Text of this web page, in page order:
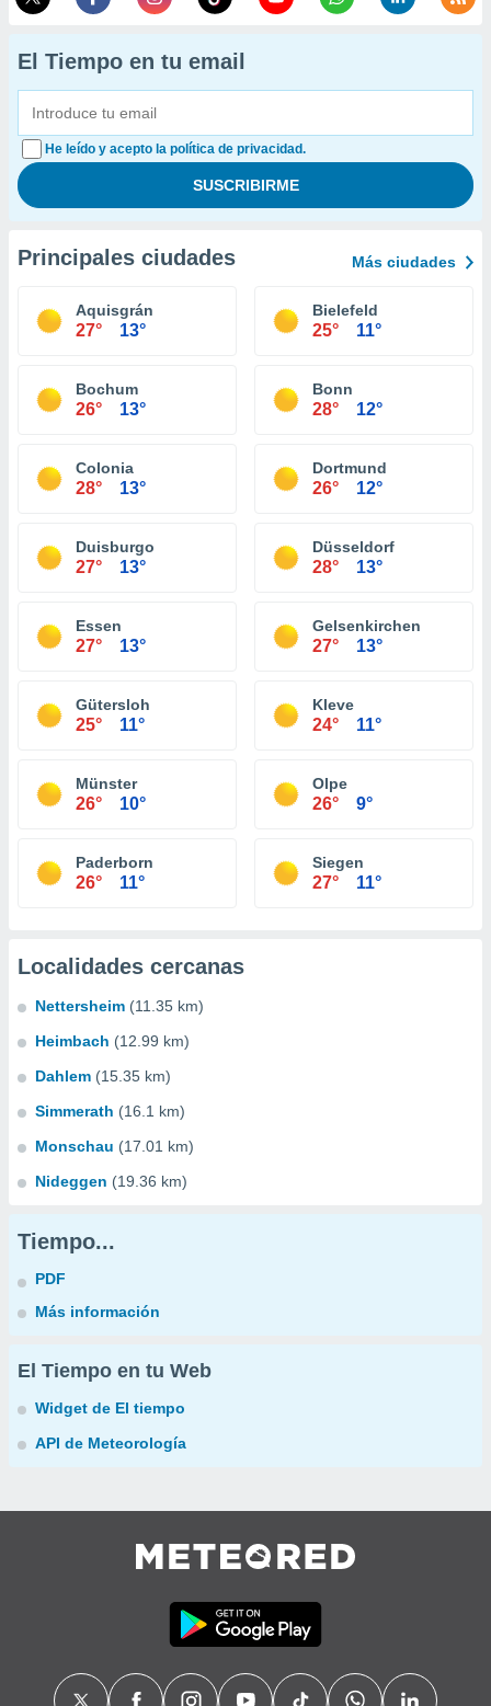
El Tiempo en tu email
He leído y acepto la política de privacidad.
Principales ciudades Más ciudades
Aquisgrán
27° 13°
Bielefeld
25° 11°
Bochum
26° 13°
Bonn
28° 12°
Colonia
28° 13°
Dortmund
26° 12°
Duisburgo
27° 13°
Düsseldorf
28° 13°
Essen
27° 13°
Gelsenkirchen
27° 13°
Gütersloh
25° 11°
Kleve
24° 11°
Münster
26° 10°
Olpe
26° 9°
Paderborn
26° 11°
Siegen
27° 11°
Localidades cercanas
Nettersheim (11.35 km)
Heimbach (12.99 km)
Dahlem (15.35 km)
Simmerath (16.1 km)
Monschau (17.01 km)
Nideggen (19.36 km)
Tiempo...
PDF
Más información
El Tiempo en tu Web
Widget de El tiempo
API de Meteorología